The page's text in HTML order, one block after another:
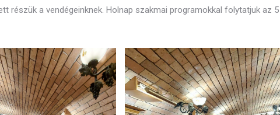
részük a vendégeinknek. Holnap szakmai programokkal folytatjuk az 5